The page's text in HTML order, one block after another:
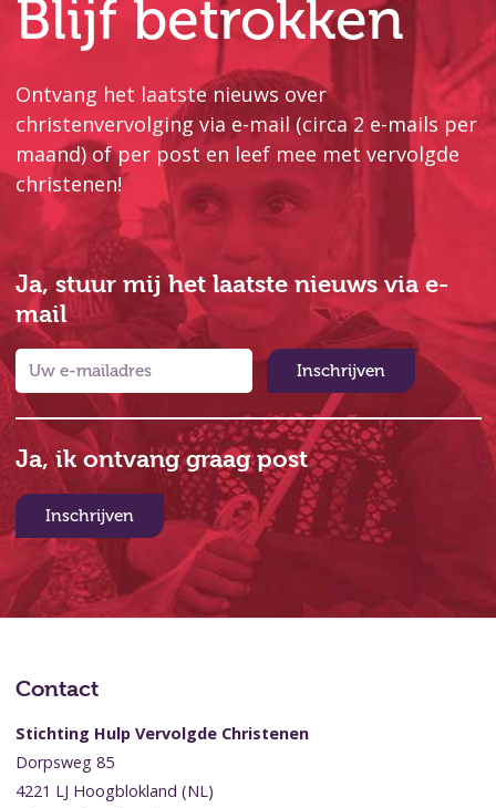
Blijf betrokken
Ontvang het laatste nieuws over
christenvervolging via e-mail (circa 2 e-mails per
maand) of per post en leef mee met vervolgde
christenen!
Ja, stuur mij het laatste nieuws via e-
mail
Inschrijven
Ja, ik ontvang graag post
Inschrijven
Contact
Stichting Hulp Vervolgde Christenen
Dorpsweg 85
4221 LJ Hoogblokland (NL)